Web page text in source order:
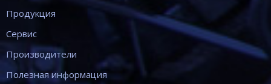
Продукция
Сервис
Производители
Полезная информация